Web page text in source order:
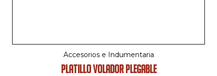
Accesorios e Indumentaria
PLATILLO VOLADOR PLEGABLE